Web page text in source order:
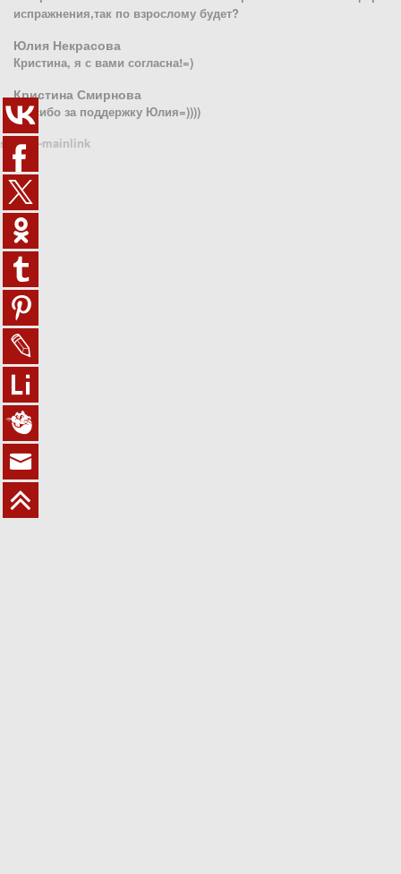
испражнения,так по взрослому будет?
Юлия Некрасова
Кристина, я с вами согласна!=)
Кристина Смирнова
спасибо за поддержку Юлия=))))
sn1410-mainlink